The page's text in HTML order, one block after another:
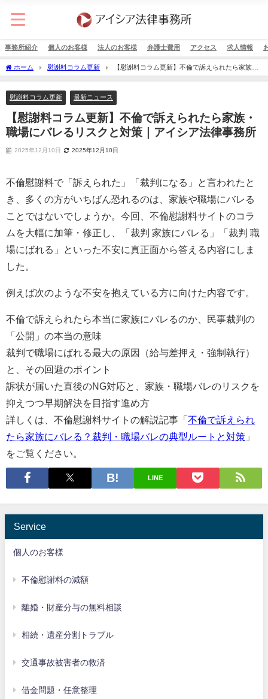
事務所紹介 個人のお客様 法人のお客様 弁護士費用 アクセス 求人情報
ホーム 慰謝料コラム更新
【慰謝料コラム更新】不倫で訴えられたら家族・
職場にバレるリスクと対策｜アイシア法律事務所
慰謝料コラム更新 最新ニュース
【慰謝料コラム更新】不倫で訴えられたら家族・
職場にバレるリスクと対策｜アイシア法律事務所
2025年12月10日 2025年12月10日
不倫慰謝料で「訴えられた」「裁判になる」と言われたと
き、多くの方がいちばん恐れるのは、家族や職場にバレる
ことではないでしょうか。今回、不倫慰謝料サイトのコラ
ムを大幅に加筆・修正し、「裁判 家族にバレる」「裁判 職
場にばれる」といった不安に真正面から答える内容にしま
した。
例えば次のような不安を抱えている方に向けた内容です。
不倫で訴えられたら本当に家族にバレるのか、民事裁判の
「公開」の本当の意味
裁判で職場にばれる最大の原因（給与差押え・強制執行）
と、その回避のポイント
訴状が届いた直後のNG対応と、家族・職場バレのリスクを
抑えつつ早期解決を目指す進め方
詳しくは、不倫慰謝料サイトの解説記事「 不倫で訴えられ
たら家族にバレる？裁判・職場バレの典型ルートと対策 」
をご覧ください。
LINE
Service
個人のお客様
不倫慰謝料の減額
離婚・財産分与の無料相談
相続・遺産分割トラブル
交通事故被害者の救済
借金問題・任意整理